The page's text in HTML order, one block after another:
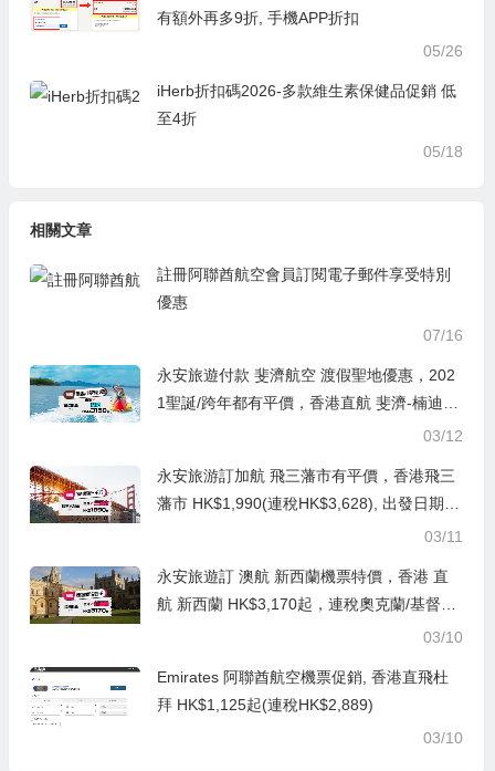
有額外再多9折, 手機APP折扣
05/26
iHerb折扣碼2026-多款維生素保健品促銷 低
至4折
05/18
相關文章
註冊阿聯酋航空會員訂閱電子郵件享受特別
優惠
07/16
永安旅遊付款 斐濟航空 渡假聖地優惠，202
1聖誕/跨年都有平價，香港直航 斐濟-楠迪來
回機票HK$3,150起(連稅HK$4,256), 出發截
03/12
永安旅游訂加航 飛三藩市有平價，香港飛三
藩市 HK$1,990(連稅HK$3,628), 出發日期去
03/11
永安旅遊訂 澳航 新西蘭機票特價，香港 直
航 新西蘭 HK$3,170起，連稅奧克蘭/基督城
03/10
Emirates 阿聯酋航空機票促銷, 香港直飛杜
拜 HK$1,125起(連稅HK$2,889)
03/10